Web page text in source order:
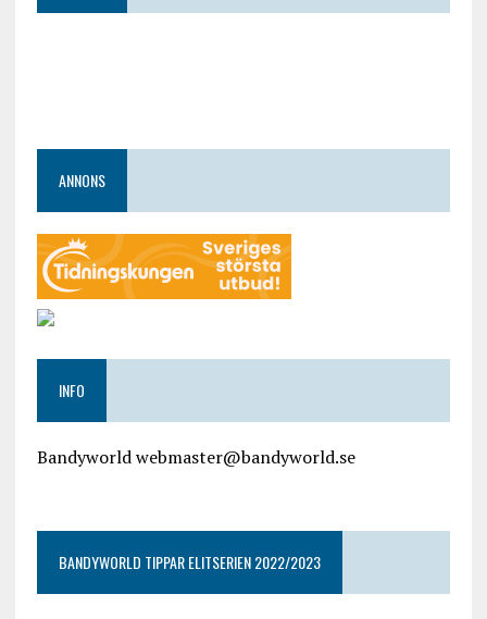
ANNONS
INFO
Bandyworld webmaster@bandyworld.se
BANDYWORLD TIPPAR ELITSERIEN 2022/2023